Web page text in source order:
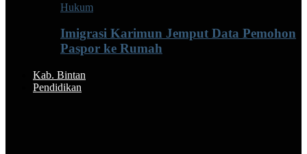
Hukum
Imigrasi Karimun Jemput Data Pemohon
Paspor ke Rumah
Kab. Bintan
Pendidikan